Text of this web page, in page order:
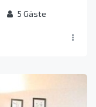
5 Gäste